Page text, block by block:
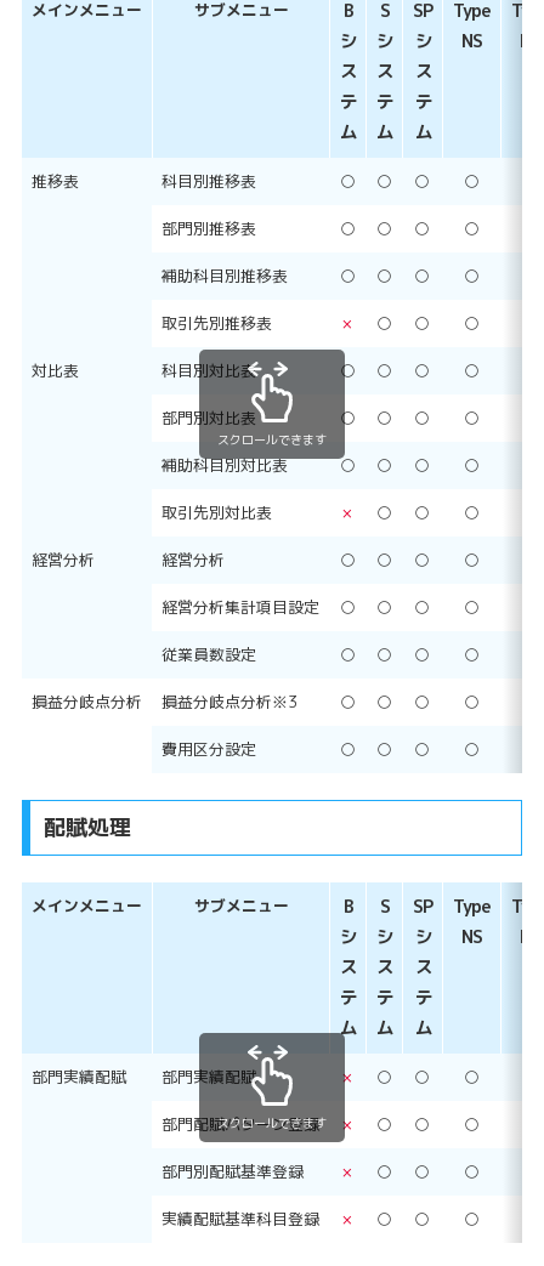
メインメニュー サブメニュー
B
シ
ス
テ
ム
S
シ
ス
テ
ム
SP
シ
ス
テ
ム
Type
NS
NP
推移表 科目別推移表 ○ ○ ○ ○
部門別推移表 ○ ○ ○ ○
補助科目別推移表 ○ ○ ○ ○
取引先別推移表 × ○ ○ ○
対比表 科目別対比表 ○ ○ ○ ○
部門別対比表 ○ ○ ○ ○
補助科目別対比表 ○ ○ ○ ○
取引先別対比表 × ○ ○ ○
経営分析 経営分析 ○ ○ ○ ○
経営分析集計項目設定 ○ ○ ○ ○
従業員数設定 ○ ○ ○ ○
損益分岐点分析 損益分岐点分析※3 ○ ○ ○ ○
費用区分設定 ○ ○ ○ ○
スクロールできます
配賦処理
メインメニュー サブメニュー
B
シ
ス
テ
ム
S
シ
ス
テ
ム
SP
シ
ス
テ
ム
Type
NS
NP
部門実績配賦 部門実績配賦 × ○ ○ ○
部門配賦パターン登録 × ○ ○ ○
部門別配賦基準登録 × ○ ○ ○
実績配賦基準科目登録 × ○ ○ ○
スクロールできます